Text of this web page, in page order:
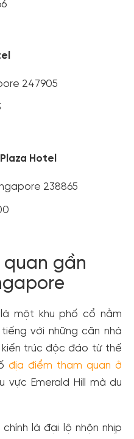
247905
Hotel
238865
gần
là một khu phố cổ nằm
với những căn nhà
trúc độc đáo từ thế
địa điểm tham quan ở
vực Emerald Hill mà du
chính là đại lộ nhộn nhịp